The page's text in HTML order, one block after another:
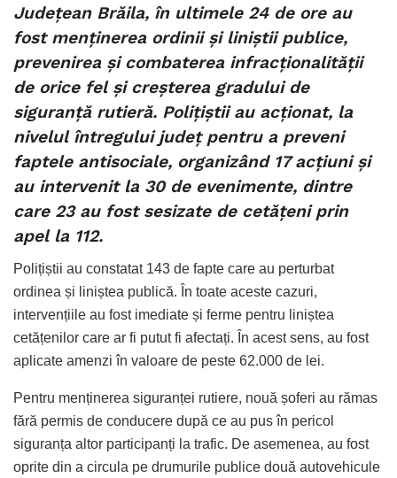
Județean Brăila, în ultimele 24 de ore au
fost menținerea ordinii și liniștii publice,
prevenirea și combaterea infracționalității
de orice fel și creșterea gradului de
siguranță rutieră. Polițiștii au acționat, la
nivelul întregului județ pentru a preveni
faptele antisociale, organizând 17 acțiuni și
au intervenit la 30 de evenimente, dintre
care 23 au fost sesizate de cetățeni prin
apel la 112.
Polițiștii au constatat 143 de fapte care au perturbat
ordinea și liniștea publică. În toate aceste cazuri,
intervențiile au fost imediate și ferme pentru liniștea
cetățenilor care ar fi putut fi afectați. În acest sens, au fost
aplicate amenzi în valoare de peste 62.000 de lei.
Pentru menținerea siguranței rutiere, nouă șoferi au rămas
fără permis de conducere după ce au pus în pericol
siguranța altor participanți la trafic. De asemenea, au fost
oprite din a circula pe drumurile publice două autovehicule